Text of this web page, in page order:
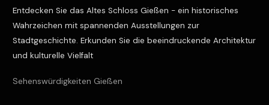
Entdecken Sie das Altes Schloss Gießen - ein historisches
Wahrzeichen mit spannenden Ausstellungen zur
Stadtgeschichte. Erkunden Sie die beeindruckende Architektur
und kulturelle Vielfalt
Sehenswürdigkeiten Gießen